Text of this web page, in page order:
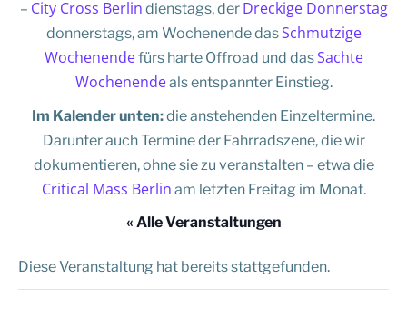
– City Cross Berlin dienstags, der Dreckige Donnerstag
donnerstags, am Wochenende dasSchmutzige
Wochenendefürs harte Offroad und dasSachte
Wochenendeals entspannter Einstieg.
Im Kalender unten:die anstehenden Einzeltermine.
Darunter auch Termine der Fahrradszene, die wir
dokumentieren, ohne sie zu veranstalten – etwa die
Critical Mass Berlin am letzten Freitag im Monat.
« Alle Veranstaltungen
Diese Veranstaltung hat bereits stattgefunden.